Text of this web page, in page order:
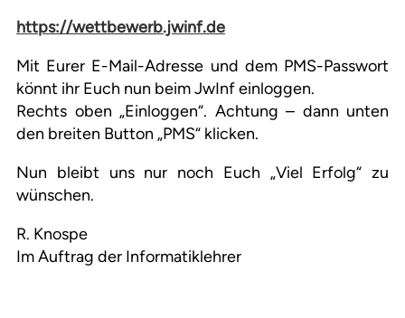
https://wettbewerb.jwinf.de
Mit Eurer E-Mail-Adresse und dem PMS-Passwort
könnt ihr Euch nun beim JwInf einloggen.
Rechts oben „Einloggen“. Achtung – dann unten
den breiten Button „PMS“ klicken.
Nun bleibt uns nur noch Euch „Viel Erfolg“ zu
wünschen.
R. Knospe
Im Auftrag der Informatiklehrer